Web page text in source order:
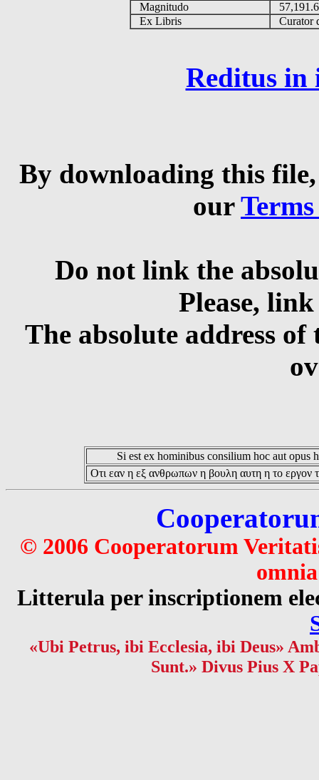
Magnitudo
Ex Libris
Curator
Reditus in
By downloading this
our
Do not link the
Please,
The absolute address
Si est ex hominibus consilium hoc aut opus
Οτι εαν η εξ ανθρωπων η βουλη αυτη η το εργον
© 2006 Cooperatorum
Litterula per inscriptionem
«Ubi Petrus, ibi Ecclesia, ibi Deus»
Sunt.» Divus Pius X